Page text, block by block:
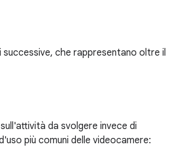
successive, che rappresentano oltre il
da svolgere invece di
più comuni delle videocamere: